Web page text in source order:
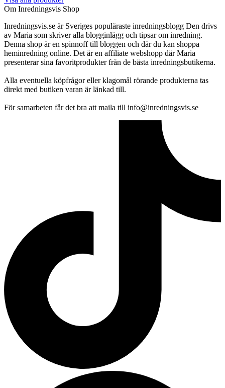
Om Inredningsvis Shop
Inredningsvis.se är Sveriges populäraste inredningsblogg Den drivs
av Maria som skriver alla blogginlägg och tipsar om inredning.
Denna shop är en spinnoff till bloggen och där du kan shoppa
heminredning online. Det är en affiliate webshopp där Maria
presenterar sina favoritprodukter från de bästa inredningsbutikerna.
Alla eventuella köpfrågor eller klagomål rörande produkterna tas
direkt med butiken varan är länkad till.
För samarbeten får det bra att maila till info@inredningsvis.se